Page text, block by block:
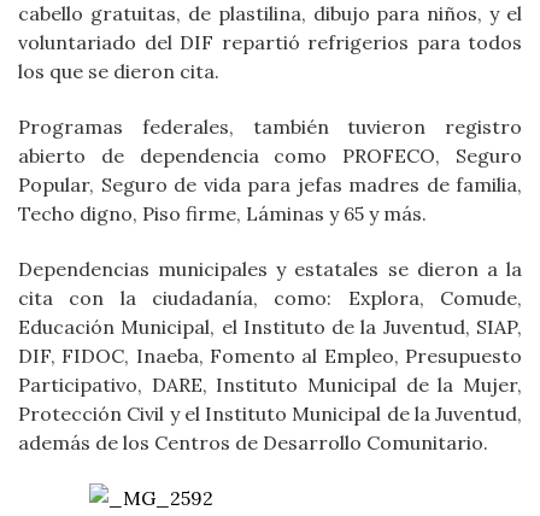
cabello gratuitas, de plastilina, dibujo para niños, y el
voluntariado del DIF repartió refrigerios para todos
los que se dieron cita.
Programas federales, también tuvieron registro
abierto de dependencia como PROFECO, Seguro
Popular, Seguro de vida para jefas madres de familia,
Techo digno, Piso firme, Láminas y 65 y más.
Dependencias municipales y estatales se dieron a la
cita con la ciudadanía, como: Explora, Comude,
Educación Municipal, el Instituto de la Juventud, SIAP,
DIF, FIDOC, Inaeba, Fomento al Empleo, Presupuesto
Participativo, DARE, Instituto Municipal de la Mujer,
Protección Civil y el Instituto Municipal de la Juventud,
además de los Centros de Desarrollo Comunitario.